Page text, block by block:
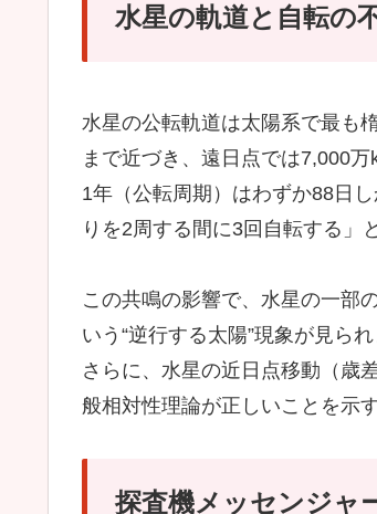
水星の軌道と自転の
水星の公転軌道は太陽系で最も
まで近づき、遠日点では7,000万
1年（公転周期）はわずか88日
りを2周する間に3回自転する」
この共鳴の影響で、水星の一部
いう“逆行する太陽”現象が見ら
さらに、水星の近日点移動（歳
般相対性理論が正しいことを示
探査機メッセンジャ